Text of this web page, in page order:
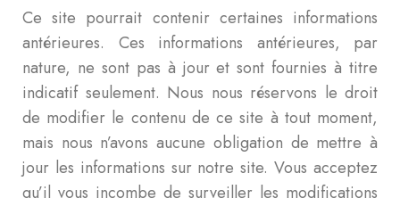
Ce site pourrait contenir certaines informations
antérieures. Ces informations antérieures, par
nature, ne sont pas à jour et sont fournies à titre
indicatif seulement. Nous nous réservons le droit
de modifier le contenu de ce site à tout moment,
mais nous n’avons aucune obligation de mettre à
jour les informations sur notre site. Vous acceptez
qu’il vous incombe de surveiller les modifications